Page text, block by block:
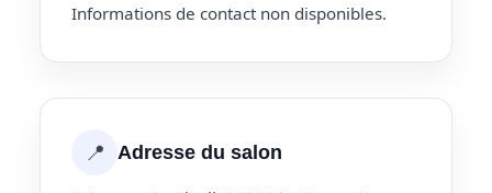
Informations de contact non disponibles.
📍 Adresse du salon